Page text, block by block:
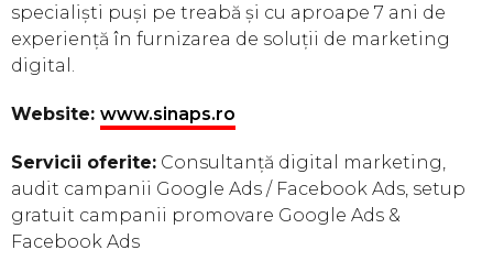
specialiști puși pe treabă și cu aproape 7 ani de
experiență în furnizarea de soluții de marketing
digital.
Website: www.sinaps.ro
Servicii oferite: Consultanță digital marketing,
audit campanii Google Ads / Facebook Ads, setup
gratuit campanii promovare Google Ads &
Facebook Ads